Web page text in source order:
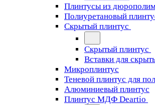
Плинтусы из
Полиуретановый
Скрытый плинтус
Скрытый плинтус
Вставки для
Микроплинтус
Теневой плинтус для
Алюминиевый плинтус
Плинтус МДФ Deartio